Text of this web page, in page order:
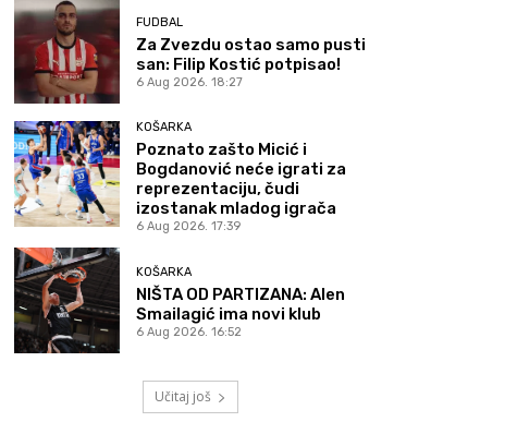
FUDBAL
Za Zvezdu ostao samo pusti
san: Filip Kostić potpisao!
6 Aug 2026. 18:27
KOŠARKA
Poznato zašto Micić i
Bogdanović neće igrati za
reprezentaciju, čudi
izostanak mladog igrača
6 Aug 2026. 17:39
KOŠARKA
NIŠTA OD PARTIZANA: Alen
Smailagić ima novi klub
6 Aug 2026. 16:52
Učitaj još